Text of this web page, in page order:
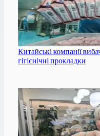
Китайські компанії
гігієнічні прокладки